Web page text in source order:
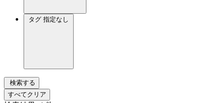
タグ 指定なし
検索する
すべてクリア